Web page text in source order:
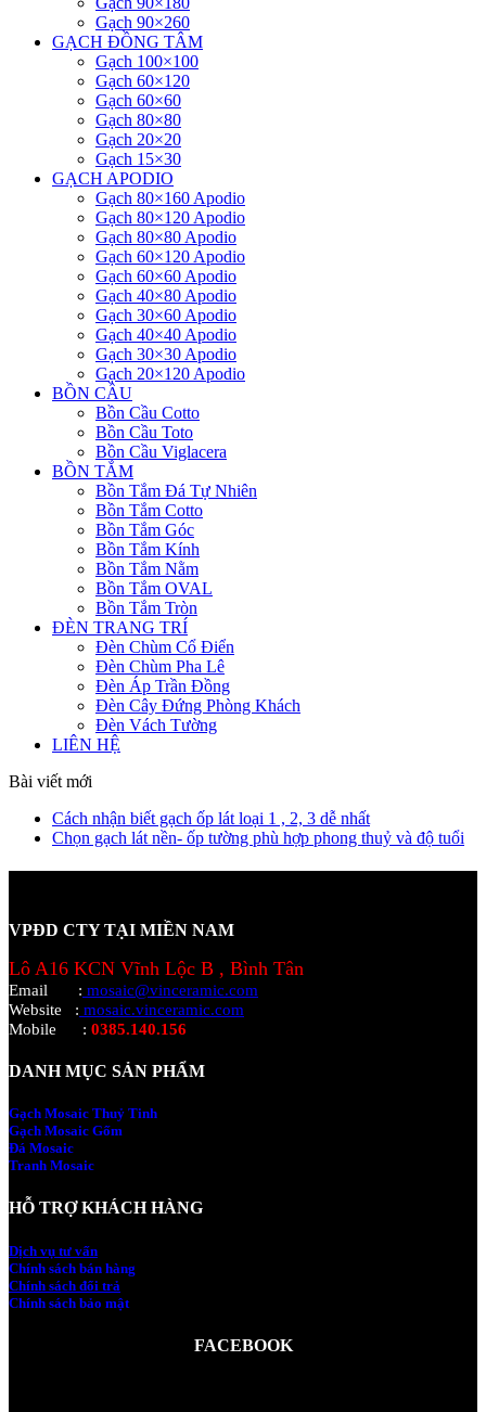
Gạch 90×260
GẠCH ĐỒNG TÂM
Gạch 100×100
Gạch 60×120
Gạch 60×60
Gạch 80×80
Gạch 20×20
Gạch 15×30
GẠCH APODIO
Gạch 80×160 Apodio
Gạch 80×120 Apodio
Gạch 80×80 Apodio
Gạch 60×120 Apodio
Gạch 60×60 Apodio
Gạch 40×80 Apodio
Gạch 30×60 Apodio
Gạch 40×40 Apodio
Gạch 30×30 Apodio
Gạch 20×120 Apodio
BỒN CẦU
Bồn Cầu Cotto
Bồn Cầu Toto
Bồn Cầu Viglacera
BỒN TẮM
Bồn Tắm Đá Tự Nhiên
Bồn Tắm Cotto
Bồn Tắm Góc
Bồn Tắm Kính
Bồn Tắm Nằm
Bồn Tắm OVAL
Bồn Tắm Tròn
ĐÈN TRANG TRÍ
Đèn Chùm Cổ Điển
Đèn Chùm Pha Lê
Đèn Áp Trần Đồng
Đèn Cây Đứng Phòng Khách
Đèn Vách Tường
LIÊN HỆ
Bài viết mới
Cách nhận biết gạch ốp lát loại 1 , 2, 3 dễ nhất
Chọn gạch lát nền- ốp tường phù hợp phong thuỷ và độ tuổi
VPĐD CTY TẠI MIỀN NAM
Lô A16 KCN Vĩnh Lộc B , Bình Tân
Email : mosaic@vinceramic.com
Website
: mosaic.vinceramic.com
Mobile
: 0385.140.156
DANH MỤC SẢN PHẨM
Gạch Mosaic Thuỷ Tinh
Gạch Mosaic Gốm
Đá Mosaic
Tranh Mosaic
HỖ TRỢ KHÁCH HÀNG
Dịch vụ tư vấn
Chính sách bán hàng
Chính sách đổi trả
Chính sách bảo mật
FACEBOOK